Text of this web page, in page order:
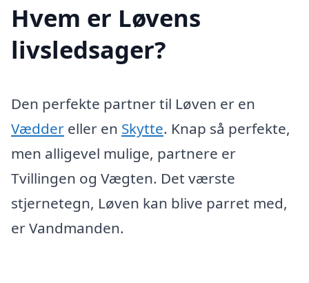
Hvem er Løvens
livsledsager?
Den perfekte partner til Løven er en
Vædder eller en Skytte. Knap så perfekte,
men alligevel mulige, partnere er
Tvillingen og Vægten. Det værste
stjernetegn, Løven kan blive parret med,
er Vandmanden.